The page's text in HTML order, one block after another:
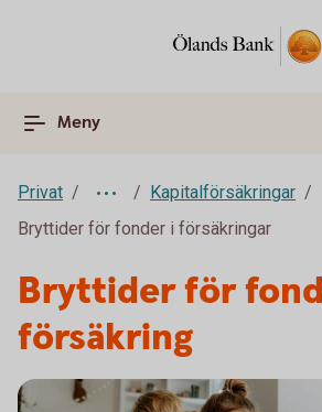
Meny
Privat
Kapitalförsäkringar
Bryttider för fonder i försäkringar
Bryttider för
försäkring